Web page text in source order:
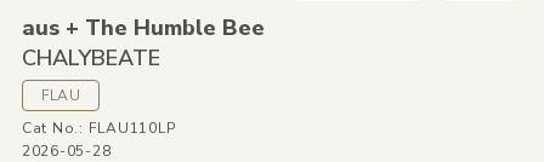
aus + The Humble Bee
CHALYBEATE
FLAU
Cat No.: FLAU110LP
2026-05-28